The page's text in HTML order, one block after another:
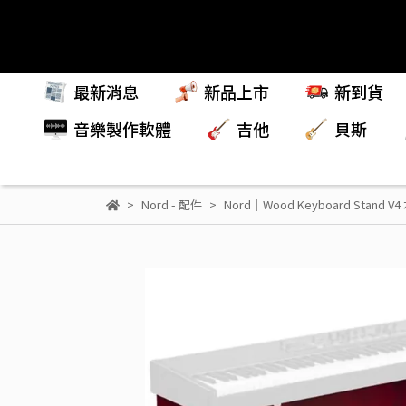
最新消息 新品上市
新到貨
音樂製作軟體
吉他 貝斯
Nord - 配件 Nord｜Wood Keyboard Stand V4